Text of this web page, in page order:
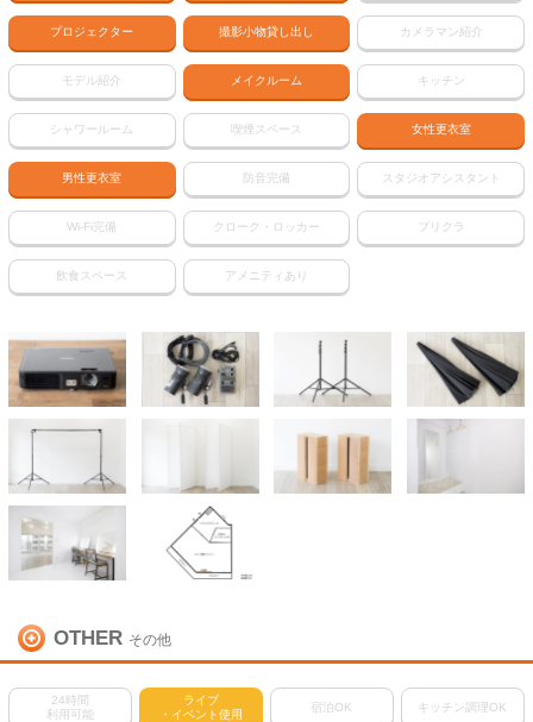
プロジェクター 撮影小物貸し出し カメラマン紹介
モデル紹介 メイクルーム キッチン
シャワールーム 喫煙スペース 女性更衣室
男性更衣室 防音完備 スタジオアシスタント
Wi-Fi完備 クローク・ロッカー プリクラ
飲食スペース アメニティあり
OTHER その他
24時間
利用可能
ライブ
・イベント使用
宿泊OK キッチン調理OK